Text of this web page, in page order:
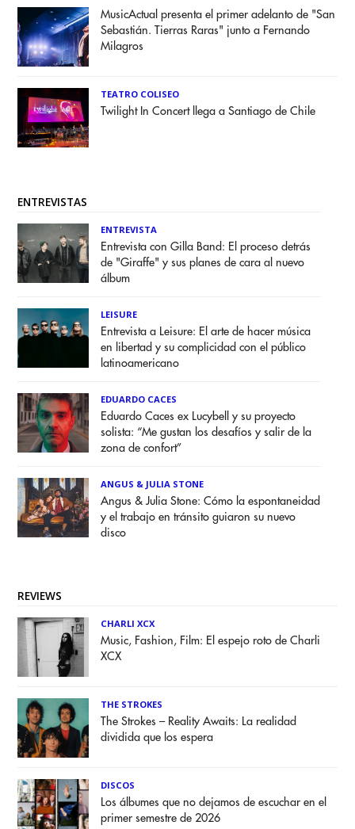
MusicActual presenta el primer adelanto de "San
Sebastián. Tierras Raras" junto a Fernando
Milagros
TEATRO COLISEO
Twilight In Concert llega a Santiago de Chile
ENTREVISTAS
ENTREVISTA
Entrevista con Gilla Band: El proceso detrás
de "Giraffe" y sus planes de cara al nuevo
álbum
LEISURE
Entrevista a Leisure: El arte de hacer música
en libertad y su complicidad con el público
latinoamericano
EDUARDO CACES
Eduardo Caces ex Lucybell y su proyecto
solista: “Me gustan los desafíos y salir de la
zona de confort”
ANGUS & JULIA STONE
Angus & Julia Stone: Cómo la espontaneidad
y el trabajo en tránsito guiaron su nuevo
disco
REVIEWS
CHARLI XCX
Music, Fashion, Film: El espejo roto de Charli
XCX
THE STROKES
The Strokes – Reality Awaits: La realidad
dividida que los espera
DISCOS
Los álbumes que no dejamos de escuchar en el
primer semestre de 2026